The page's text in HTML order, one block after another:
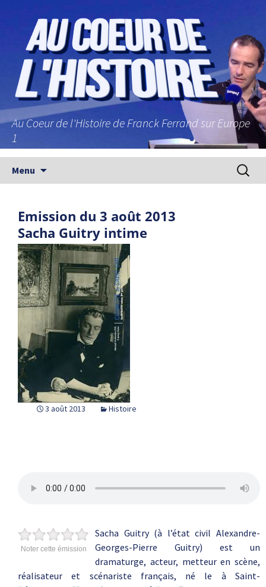
Au Coeur de l'Histoire de Franck Ferrand sur Europe
1
Menu
Emission du 3 août 2013
Sacha Guitry intime
3 août 2013 Histoire
Noter cette émission
Sacha Guitry (à l’état civil Alexandre-
Georges-Pierre Guitry) est un
dramaturge, acteur, metteur en scène,
réalisateur et scénariste français, né le à Saint-